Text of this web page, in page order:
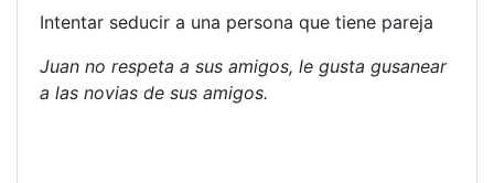
Intentar seducir a una persona que tiene pareja
Juan no respeta a sus amigos, le gusta gusanear
a las novias de sus amigos.